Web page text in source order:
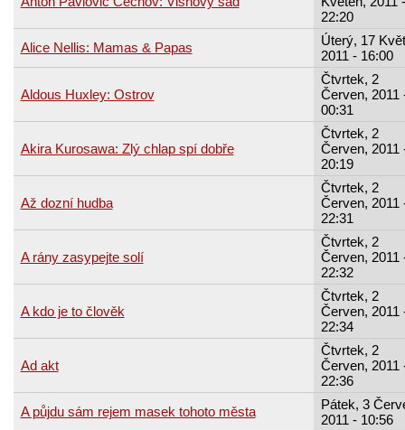
22:20
Alice Nellis: Mamas & Papas
Úterý, 17
2011 - 16:00
Aldous Huxley: Ostrov
Čtvrtek, 2
Červen, 2011
00:31
Akira Kurosawa: Zlý chlap spí dobře
Čtvrtek, 2
Červen, 2011
20:19
Až dozní hudba
Čtvrtek, 2
Červen, 2011
22:31
A rány zasypejte solí
Čtvrtek, 2
Červen, 2011
22:32
A kdo je to člověk
Čtvrtek, 2
Červen, 2011
22:34
Ad akt
Čtvrtek, 2
Červen, 2011
22:36
A půjdu sám rejem masek tohoto města
Pátek, 3
2011 - 10:56